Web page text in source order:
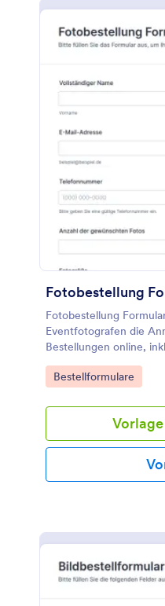
Fotobestellung
Fotobestellung
Eventfotografen die
Bestellungen online,
Zahlungsabfrage und
Formularantwort in
Go to Category:
Bestellformulare